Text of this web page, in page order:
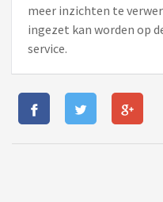
meer inzichten te
ingezet kan worden op
service.